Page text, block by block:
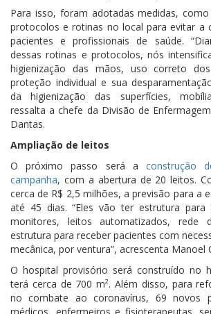
Para isso, foram adotadas medidas,
protocolos e rotinas no local para evitar a
pacientes e profissionais de saúde.
dessas rotinas e protocolos, nós
higienização das mãos, uso correto
proteção individual e sua
da higienização das superfícies,
ressalta a chefe da Divisão de
Dantas.
Ampliação de leitos
O próximo passo será aconstrução
campanha, com a abertura de 20 leitos.
cerca de R$ 2,5 milhões, a previsão para a
até 45 dias. “Eles vão ter estrutura para
monitores, leitos automatizados, rede
estrutura para receber pacientes com
mecânica, por ventura”, acrescenta Manoel
O hospital provisório será construído no
terá cerca de 700 m². Além disso, para
no combate ao coronavírus, 69 novos